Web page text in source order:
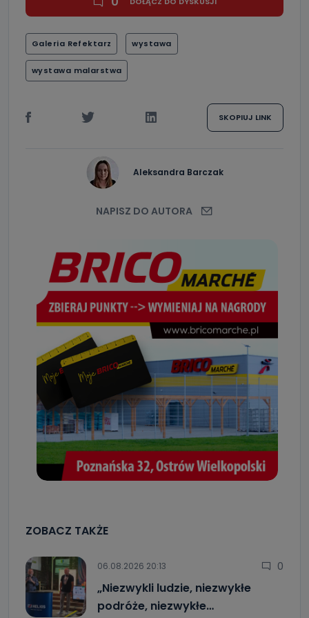
Galeria Refektarz wystawa
wystawa malarstwa
SKOPIUJ LINK
Aleksandra Barczak
NAPISZ DO AUTORA
ZOBACZ TAKŻE
06.08.2026 20:13 0
„Niezwykli ludzie, niezwykłe
podróże, niezwykłe…